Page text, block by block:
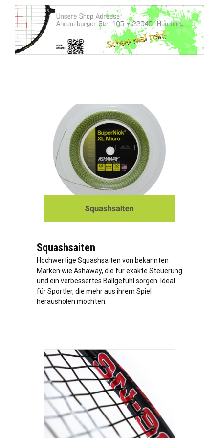
Squashsaiten
Hochwertige Squashsaiten von bekannten
Marken wie Ashaway, die für exakte Steuerung
und ein verbessertes Ballgefühl sorgen. Ideal
für Sportler, die mehr aus ihrem Spiel
herausholen möchten.